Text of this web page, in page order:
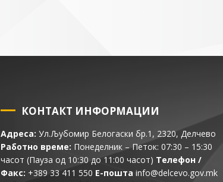
КОНТАКТ ИНФОРМАЦИИ
Адреса: Ул.Љубомир Белогаски бр.1, 2320, Делчево
Работно време: Понеделник – Петок: 07:30 – 15:30
часот (Пауза од 10:30 до 11:00 часот) Телефон /
Факс: +389 33 411 550 Е-пошта info@delcevo.gov.mk